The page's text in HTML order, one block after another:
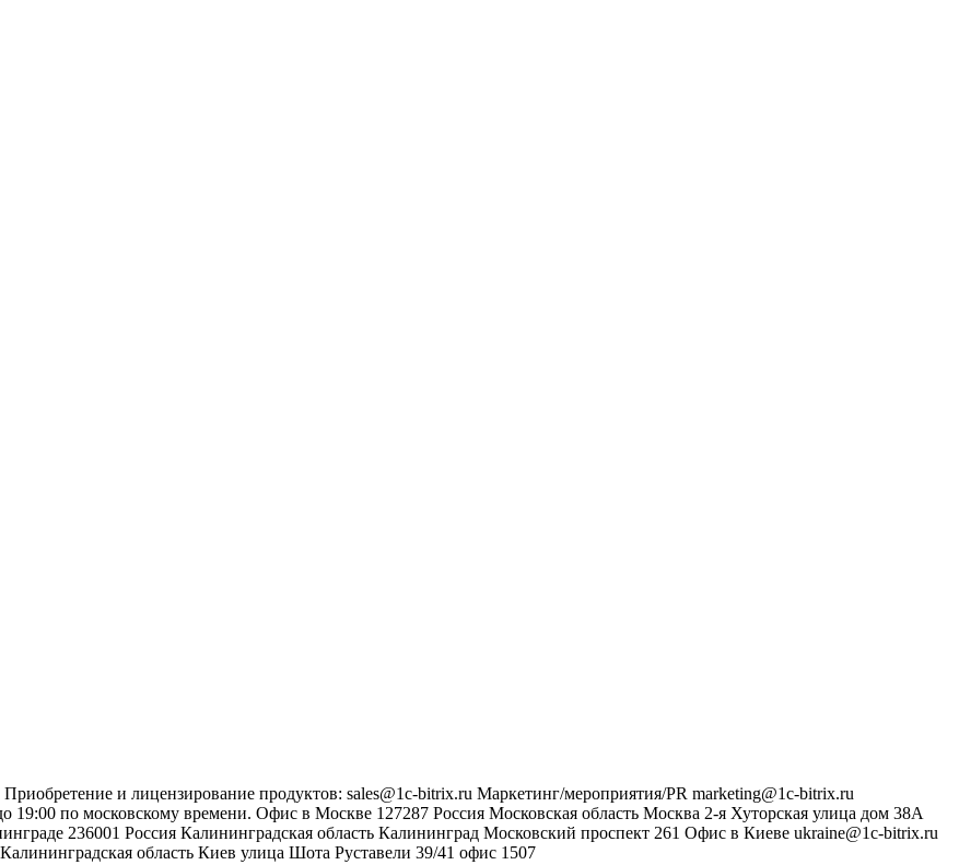
Приобретение и лицензирование продуктов: sales@1c-bitrix.ru Маркетинг/мероприятия/PR marketing@1c-bitrix.ru
19:00 по московскому времени. Офис в Москве 127287 Россия Московская область Москва 2-я Хуторская улица дом 38А
236001 Россия Калининградская область Калининград Московский проспект 261 Офис в Киеве ukraine@1c-bitrix.ru
Калининградская область Киев улица Шота Руставели 39/41 офис 1507